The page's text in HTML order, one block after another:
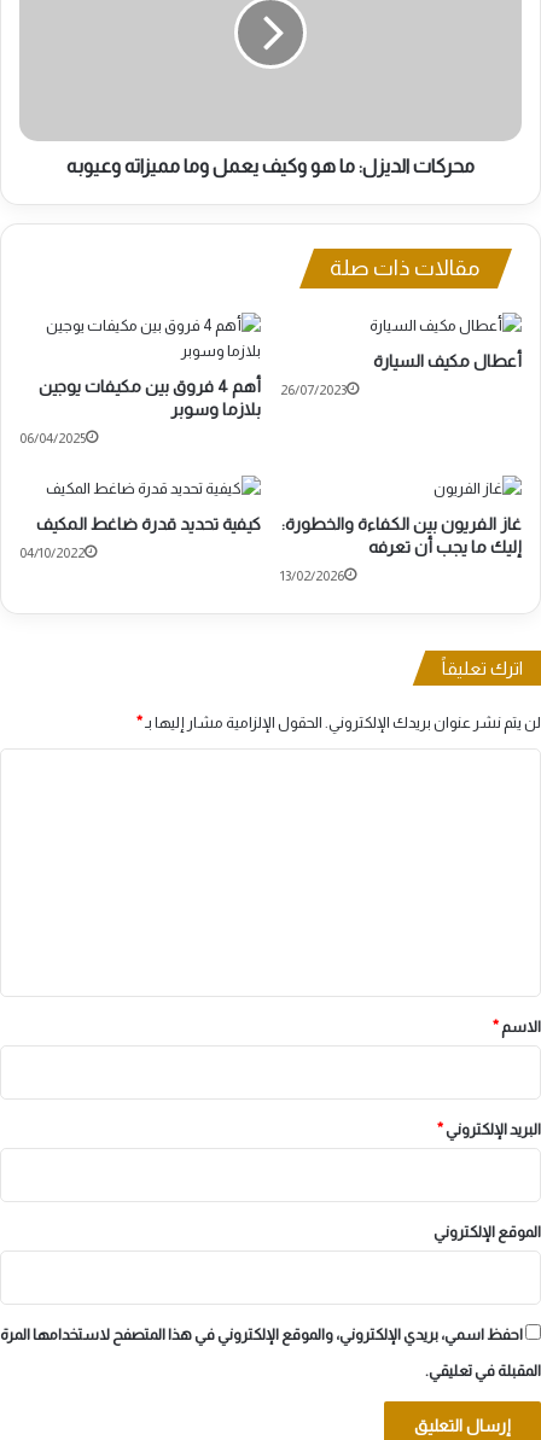
وعيوبه
محركات الديزل: ما هو وكيف يعمل وما مميزاته وعيوبه
مقالات ذات صلة
أهم 4 فروق بين مكيفات يوجين
بلازما وسوبر
06/04/2025
أعطال مكيف السيارة
26/07/2023
كيفية تحديد قدرة ضاغط المكيف
04/10/2022
غاز الفريون بين الكفاءة والخطورة:
إليك ما يجب أن تعرفه
13/02/2026
اترك تعليقاً
لن يتم نشر عنوان بريدك الإلكتروني. الحقول الإلزامية مشار إليها بـ*
*
الاسم *
البريد الإلكتروني*
الموقع الإلكتروني
احفظ اسمي، بريدي الإلكتروني، والموقع الإلكتروني في هذا المتصفح لاستخدامها المرة
المقبلة في تعليقي.